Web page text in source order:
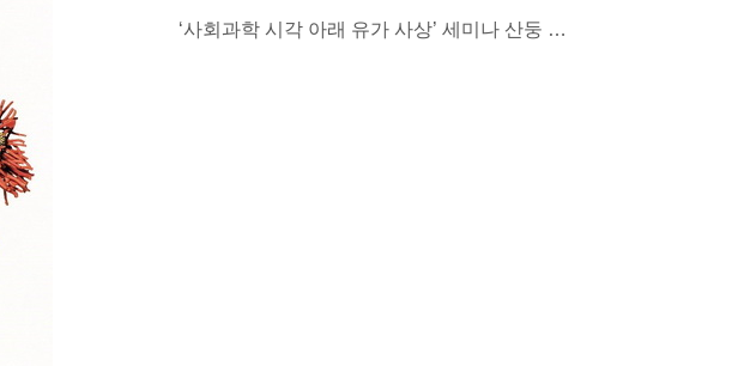
‘사회과학 시각 아래 유가 사상’ 세미나 산둥 지난(济南) 시에서 개최